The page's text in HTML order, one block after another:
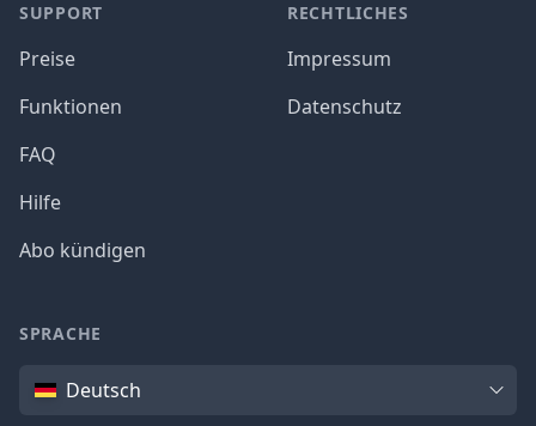
SUPPORT
Preise
Funktionen
FAQ
Hilfe
Abo kündigen
RECHTLICHES
Impressum
Datenschutz
SPRACHE
SpracheDeutsch